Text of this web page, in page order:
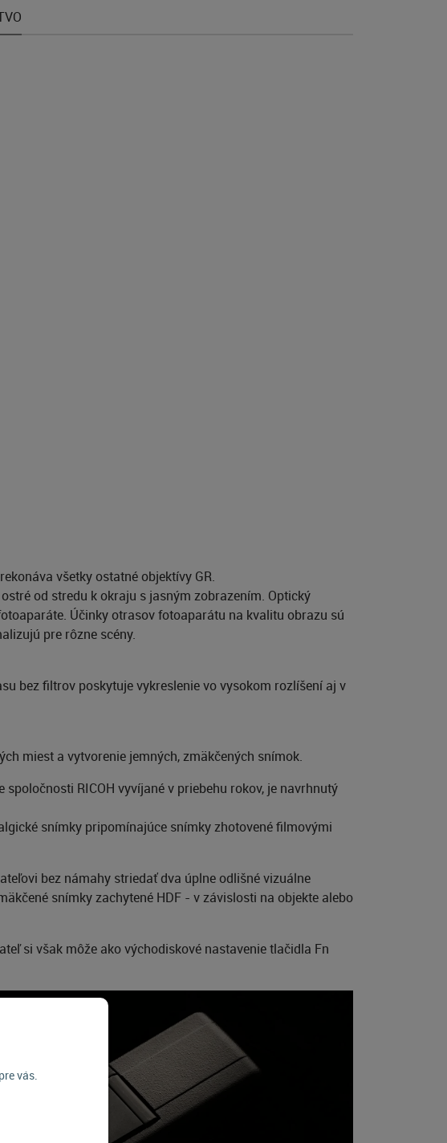
vás.
všetky ostatné objektívy GR.
od stredu k okraju s jasným zobrazením. Optický
Účinky otrasov fotoaparátu na kvalitu obrazu sú
pre rôzne scény.
bez filtrov poskytuje vykreslenie vo vysokom rozlíšení aj v
miest a vytvorenie jemných, zmäkčených snímok.
RICOH vyvíjané v priebehu rokov, je navrhnutý
snímky pripomínajúce snímky zhotovené filmovými
bez námahy striedať dva úplne odlišné vizuálne
snímky zachytené HDF - v závislosti na objekte alebo
si však môže ako východiskové nastavenie tlačidla Fn